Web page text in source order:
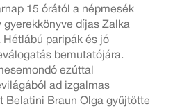
15 órától a népmesék
díjas Zalka
Hétlábú paripák és jó
bemutatójára.
ezúttal
ad izgalmas
Belatini Braun Olga gyűjtötte